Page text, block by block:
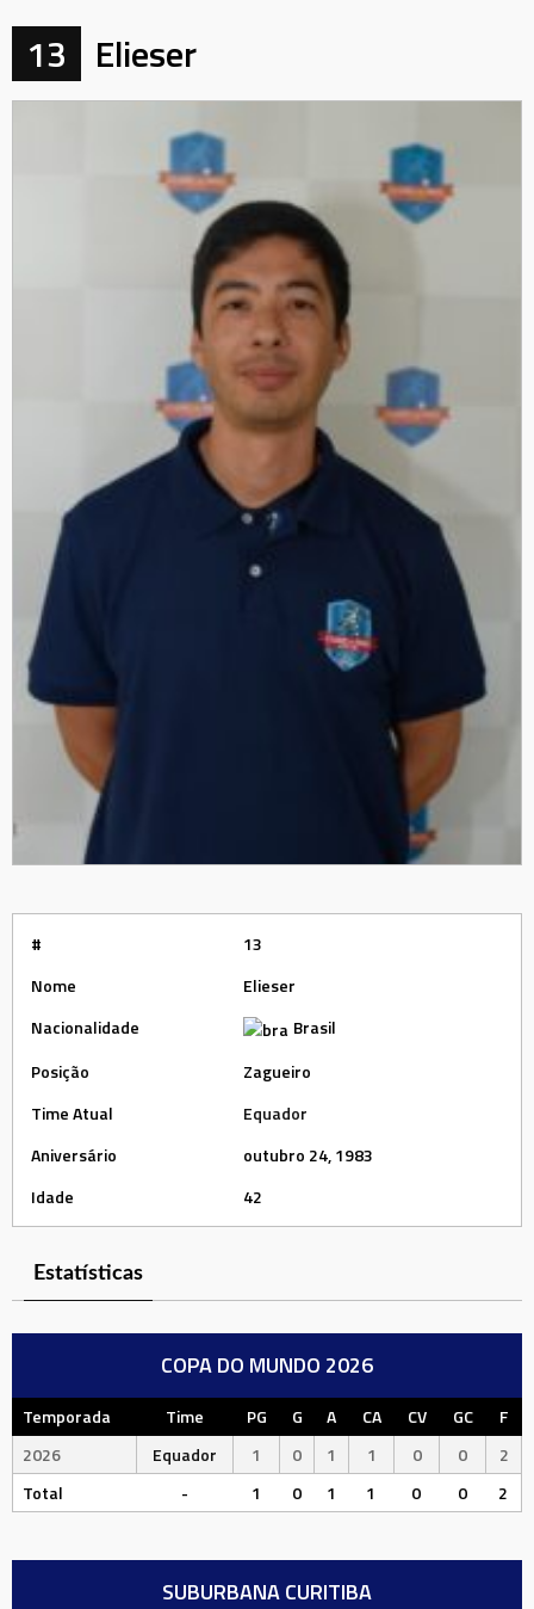
13 Elieser
#
13
Nome
Elieser
Nacionalidade
Brasil
Posição
Zagueiro
Time Atual
Equador
Aniversário
outubro 24, 1983
Idade
42
Estatísticas
COPA DO MUNDO 2026
Temporada Time PG G A CA CV GC
F
2026
Equador 1 0 1 1 0 0
2
Total
- 1 0 1 1 0 0 2
SUBURBANA CURITIBA